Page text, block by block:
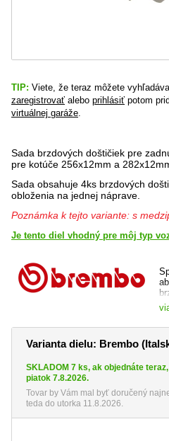
TIP: Viete, že teraz môžete
zaregistrovať alebo prihlásiť potom
virtuálnej garáže.
Sada brzdových doštičiek pre
pre kotúče 256x12mm a
Sada obsahuje 4ks brzdových
obloženia na jednej náprave.
Poznámka k tejto variante: s
Je tento diel vhodný pre môj typ
Varianta dielu: Brembo
SKLADOM 7 ks, ak objednáte
piatok 7.8.2026.
Tovar by Vám mal byť doručený
teda do utorka 11.8.2026.